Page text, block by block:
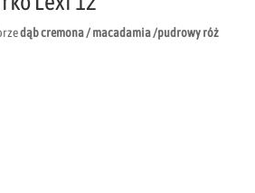
dąb cremona / macadamia /pudrowy róż